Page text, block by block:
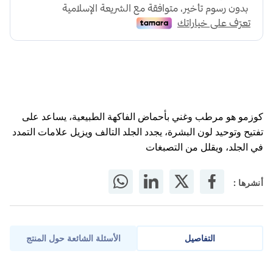
كوزمو هو مرطب وغني بأحماض الفاكهة الطبيعية، يساعد على
تفتيح وتوحيد لون البشرة، يجدد الجلد التالف ويزيل علامات التمدد
في الجلد، ويقلل من التصبغات
أنشرها :
التفاصيل الأسئلة الشائعة حول المنتج